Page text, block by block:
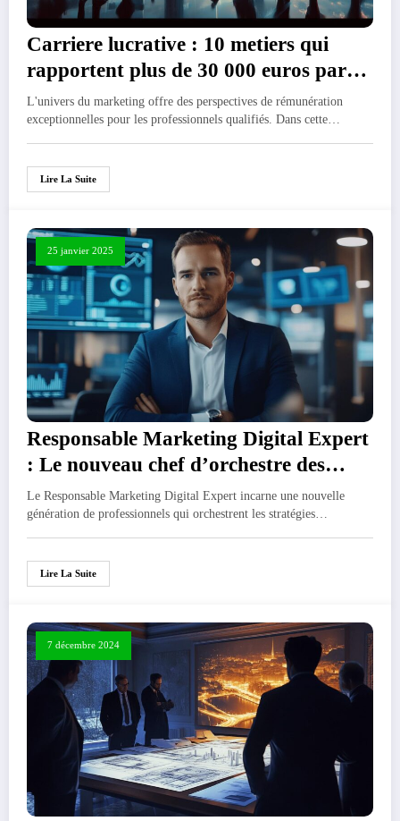
Carriere lucrative : 10 metiers qui
rapportent plus de 30 000 euros par
mois dans le marketing
L'univers du marketing offre des perspectives de rémunération
exceptionnelles pour les professionnels qualifiés. Dans cette…
Lire La Suite
25 janvier 2025
Responsable Marketing Digital Expert
: Le nouveau chef d’orchestre des
campagnes d’influence
Le Responsable Marketing Digital Expert incarne une nouvelle
génération de professionnels qui orchestrent les stratégies…
Lire La Suite
7 décembre 2024